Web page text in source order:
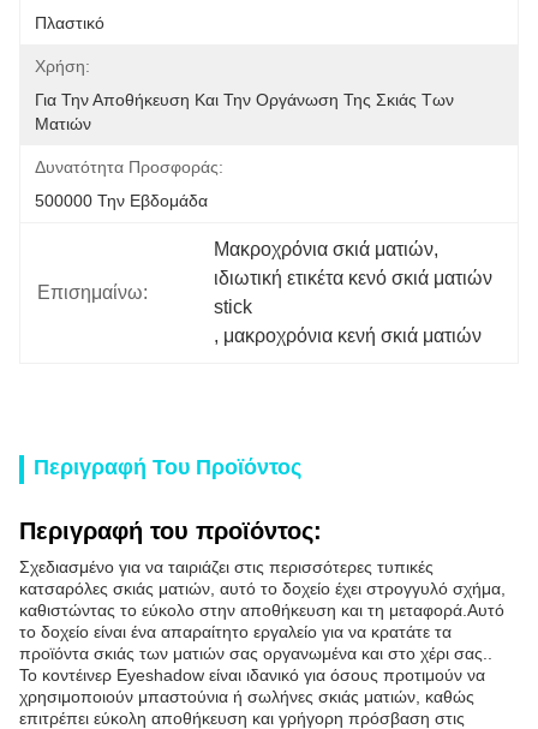
Πλαστικό
Χρήση:
Για Την Αποθήκευση Και Την Οργάνωση Της Σκιάς Των
Ματιών
Δυνατότητα Προσφοράς:
500000 Την Εβδομάδα
Επισημαίνω:
Μακροχρόνια σκιά ματιών,
ιδιωτική ετικέτα κενό σκιά ματιών
stick
, μακροχρόνια κενή σκιά ματιών
Περιγραφή Του Προϊόντος
Περιγραφή του προϊόντος:
Σχεδιασμένο για να ταιριάζει στις περισσότερες τυπικές
κατσαρόλες σκιάς ματιών, αυτό το δοχείο έχει στρογγυλό σχήμα,
καθιστώντας το εύκολο στην αποθήκευση και τη μεταφορά.Αυτό
το δοχείο είναι ένα απαραίτητο εργαλείο για να κρατάτε τα
προϊόντα σκιάς των ματιών σας οργανωμένα και στο χέρι σας..
Το κοντέινερ Eyeshadow είναι ιδανικό για όσους προτιμούν να
χρησιμοποιούν μπαστούνια ή σωλήνες σκιάς ματιών, καθώς
επιτρέπει εύκολη αποθήκευση και γρήγορη πρόσβαση στις